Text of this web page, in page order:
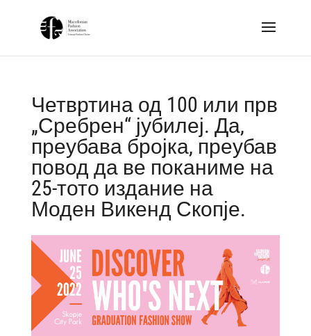
Четвртина од 100 или прв
„Сребрен“ јубилеј. Да,
преубава бројка, преубав
повод да ве поканиме на
25-тото издание на
Моден Викенд Скопје.